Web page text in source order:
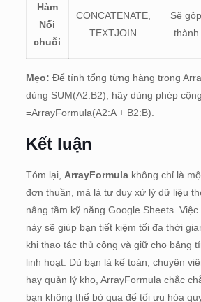
Hàm
Nối
chuỗi
CONCATENATE,
TEXTJOIN
Sẽ
thành
Mẹo: Để tính tổng từng hàng trong
dùng SUM(A2:B2), hãy dùng phép
=ArrayFormula(A2:A + B2:B).
Kết luận
Tóm lại, ArrayFormulakhông chỉ là
đơn thuần, mà là tư duy xử lý dữ liệu
nâng tầm kỹ năng Google Sheets.
này sẽ giúp bạn tiết kiệm tối đa thời
khi thao tác thủ công và giữ cho bảng
linh hoạt. Dù bạn là kế toán, chuyên
hay quản lý kho, ArrayFormula chắc
bạn không thể bỏ qua để tối ưu hóa